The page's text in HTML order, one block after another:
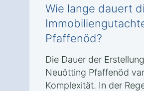
Wie lange dauert
Pfaffenöd?
Die Dauer der
Neuötting Pfaffenöd
Komplexität. In der